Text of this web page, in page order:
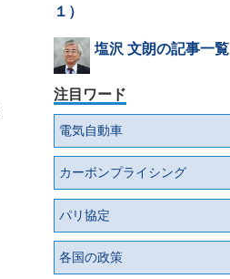
１）
塩沢 文朗の記事一覧
注目ワード
電気自動車
カーボンプライシング
パリ協定
各国の政策